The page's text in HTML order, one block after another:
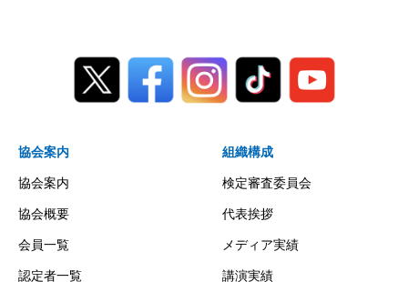
協会案内
協会案内
協会概要
会員一覧
認定者一覧
組織構成
検定審査委員会
代表挨拶
メディア実績
講演実績